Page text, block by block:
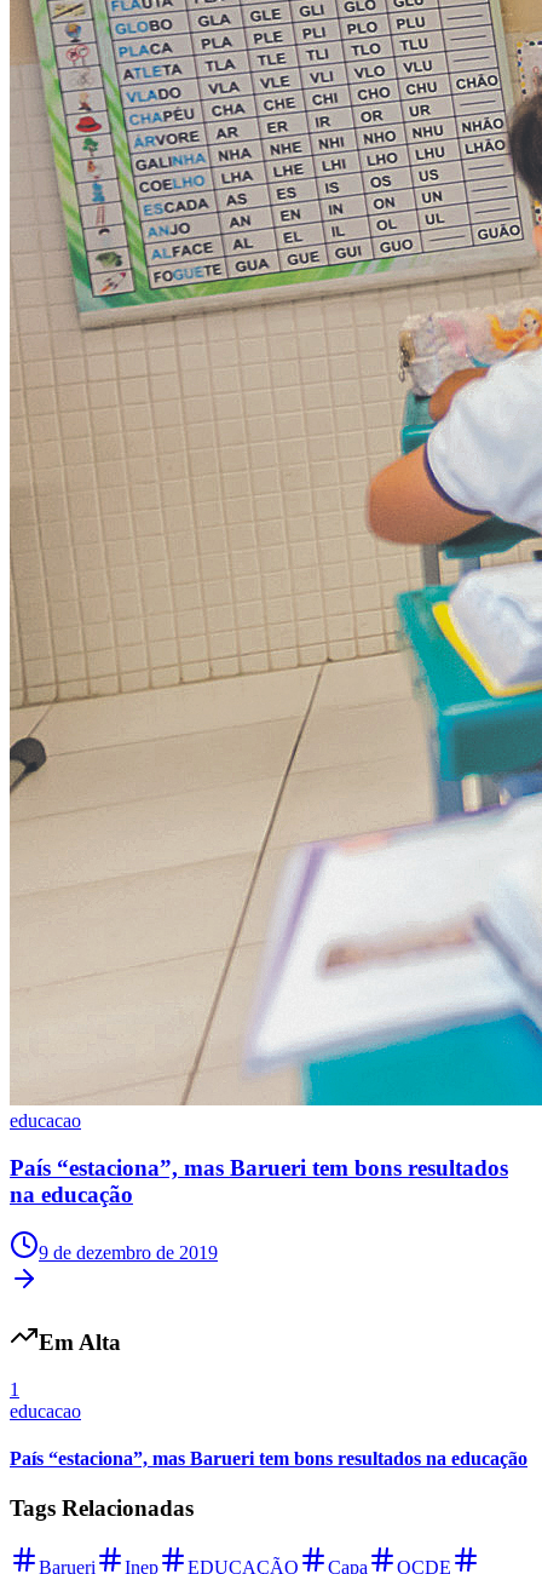
Anuncie Regional
Guia de Empresas
Vagas na RegiãoNovo
Hub de Negócios
Guia Comercial
Selo Verificado
Portal Educacional
Agenda de Vestibulares
Vagas de Emprego
Concursos
Panorama Econômico
Panorama Econômico
Para Sua Empresa
Anuncie no Portal
Verificar Empresa
Anunciar Vagas
Novo
Publicidade Legal
NBA
Fórmula 1
UFC
Tênis (ATP)
Atletismo
Vôlei
NBB
Competições de Futebol
Paulistão
Sul-Americana
La Liga
educacao
País “estaciona”, mas Barueri tem bons resultados
na educação
9 de dezembro de 2019
Em Alta
1
educacao
País “estaciona”, mas Barueri tem bons resultados na educação
Tags Relacionadas
Barueri Inep EDUCAÇÃO Capa OCDE